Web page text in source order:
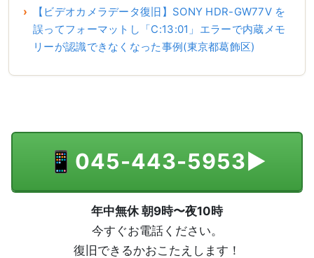
【ビデオカメラデータ復旧】SONY HDR-GW77V を
誤ってフォーマットし「C:13:01」エラーで内蔵メモ
リーが認識できなくなった事例(東京都葛飾区)
📱 045-443-5953▶
年中無休 朝9時〜夜10時
今すぐお電話ください。
復旧できるかおこたえします！